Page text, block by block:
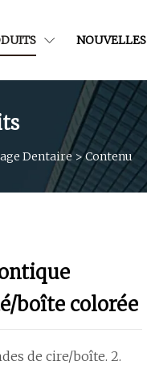
NOUVELLES
Dentaire>Contenu
boîte colorée
de cire/boîte. 2.